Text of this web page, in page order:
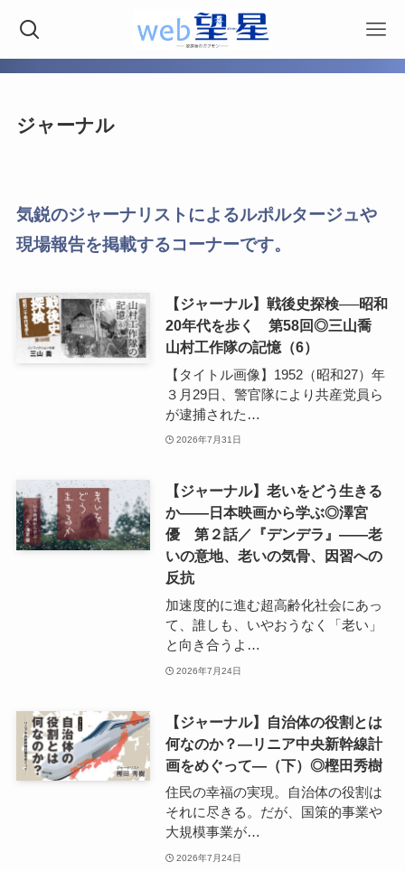
ジャーナル
気鋭のジャーナリストによるルポルタージュや
現場報告を掲載するコーナーです。
【ジャーナル】戦後史探検──昭和
20年代を歩く 第58回◎三山喬
山村工作隊の記憶（6）
【タイトル画像】1952（昭和27）年
３月29日、警官隊により共産党員ら
が逮捕された…
2026年7月31日
【ジャーナル】老いをどう生きる
か――日本映画から学ぶ◎澤宮
優 第２話／『デンデラ』――老
いの意地、老いの気骨、因習への
反抗
加速度的に進む超高齢化社会にあっ
て、誰しも、いやおうなく「老い」
と向き合うよ…
2026年7月24日
【ジャーナル】自治体の役割とは
何なのか？―リニア中央新幹線計
画をめぐって―（下）◎樫田秀樹
住民の幸福の実現。自治体の役割は
それに尽きる。だが、国策的事業や
大規模事業が…
2026年7月24日